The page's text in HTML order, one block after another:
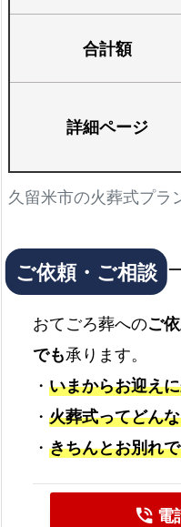
久留米市の火葬式プラ
合計額
詳細ページ
おてごろ葬へのご
でも承ります。
・ いまからお迎え
・ 火葬式ってどん
・ きちんとお別れ
phone_in_talk電